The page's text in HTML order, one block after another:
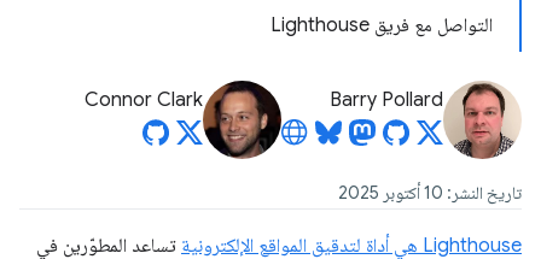
التواصل مع فريق Lighthouse
Barry Pollard
Connor Clark
تاريخ النشر: 10 أكتوبر 2025
‫Lighthouse هي أداة لتدقيق المواقع الإلكترونية
تساعد المطوّرين في